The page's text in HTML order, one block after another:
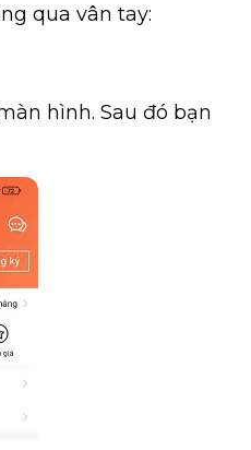
qua vân tay:
hình. Sau đó bạn